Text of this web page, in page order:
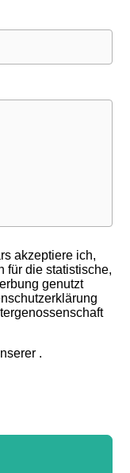
akzeptiere ich,
für die statistische,
genutzt
.